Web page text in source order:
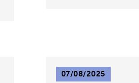
07/08/2025